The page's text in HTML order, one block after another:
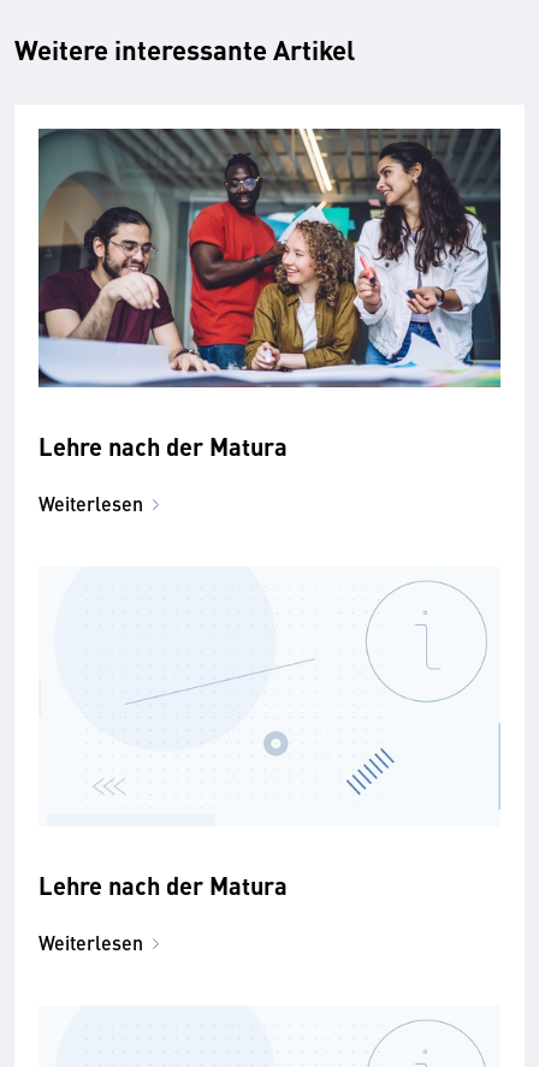
Weitere interessante Artikel
Lehre nach der Matura
Weiterlesen
Lehre nach der Matura
Weiterlesen